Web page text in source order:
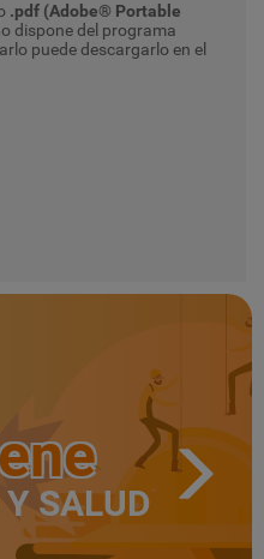
.pdf (Adobe® Portable
dispone del programa
puede descargarlo en el
SALUD